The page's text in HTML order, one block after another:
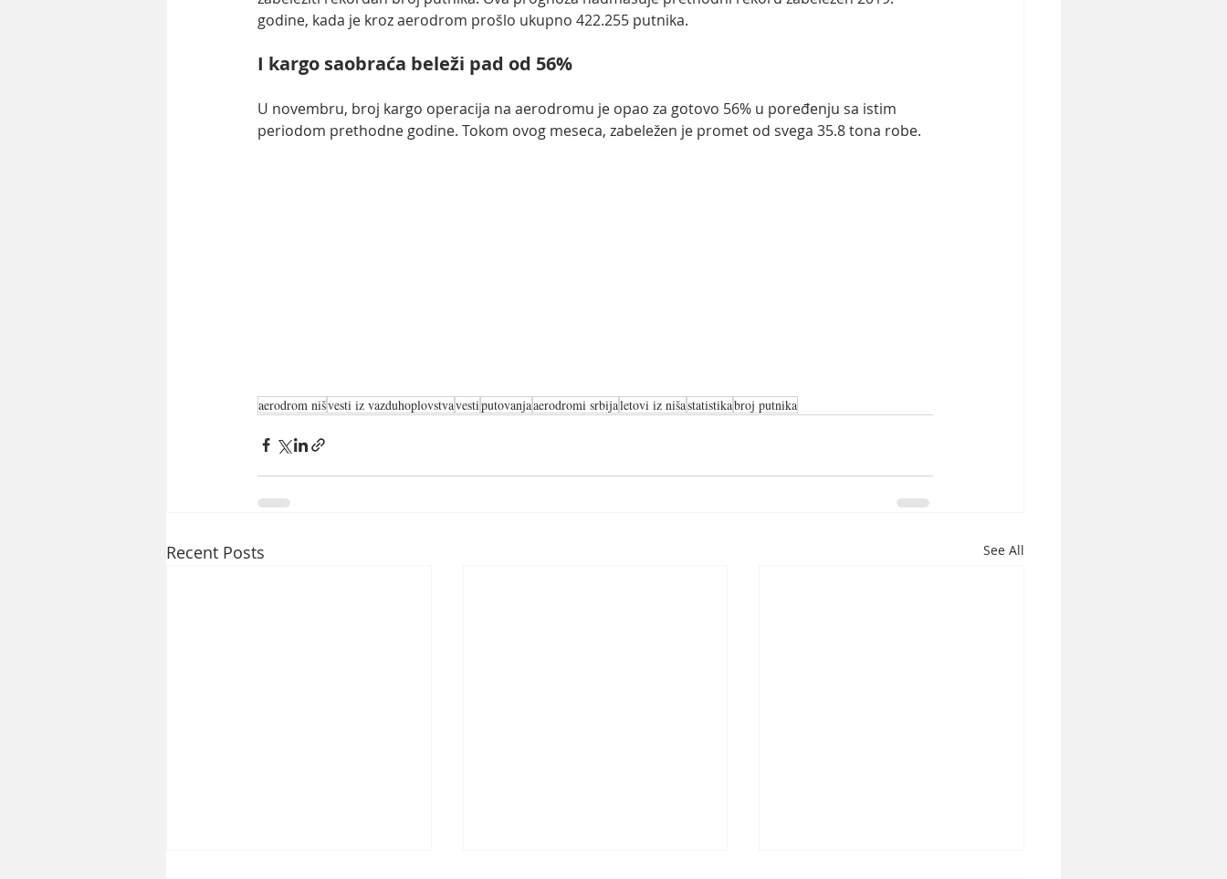
godine, kada je kroz aerodrom prošlo ukupno 422.255 putnika.
I kargo saobraća beleži pad od 56%
U novembru, broj kargo operacija na aerodromu je opao za gotovo 56% u poređenju sa istim
periodom prethodne godine. Tokom ovog meseca, zabeležen je promet od svega 35.8 tona robe.
aerodrom nišvesti iz vazduhoplovstvavestiputovanjaaerodromi srbijaletovi iz nišastatistikabroj putnika
Recent Posts See All